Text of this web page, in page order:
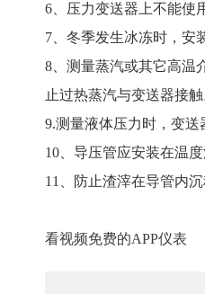
6、压力变送器上不能使
7、冬季发生冰冻时
8、测量蒸汽或其它高
止过热蒸汽与变送器接触
9.测量液体压力时，变
10、导压管应安装在温
11、防止渣滓在导管内沉
看视频免费的APP仪表